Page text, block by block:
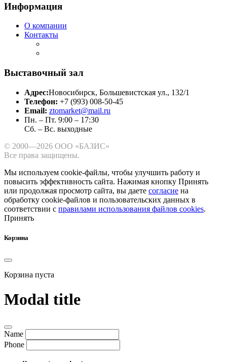
Информация
О компании
Контакты
Выставочный зал
Адрес:Новосибирск, Большевистская ул., 132/1
Телефон: +7 (993) 008-50-45
Email: ztomarket@mail.ru
Пн. – Пт. 9:00 – 17:30
Сб. – Вс. выходные
© 2000—2026 ООО «БАЗИС»
Все права защищены.
Мы используем cookie-файлы, чтобы улучшить работу и
повысить эффективность сайта. Нажимая кнопку Принять
или продолжая просмотр сайта, вы даете согласие на
обработку cookie-файлов и пользовательских данных в
соответствии с правилами использования файлов cookies.
Принять
Корзина
Корзина пуста
Modal title
Name
Phone